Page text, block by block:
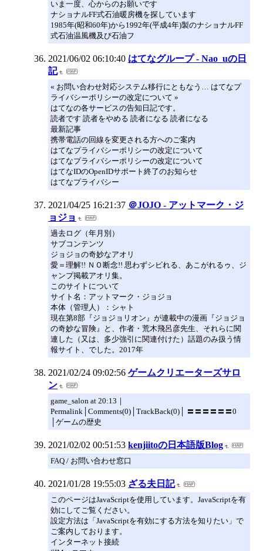
いま一度、心からのお願いです
ナショナルFF式石油暖房機を探しています
1985年(昭和60年)から1992年(平成4年)製のナショナルFF
式石油温風機及び石油フ
2021/06/02 06:10:40 はてなグループ - Nao_uの日
記
« お問い合わせ対応システム移行にともなう… はてなプ
ライバシーポリシーの改定について »
はてなの各サービスの告知日記です。
読者です 読者をやめる 読者になる 読者になる
最新記事
携帯電話の回線を変更される方へのご案内
はてなプライバシーポリシーの改定について
はてなプライバシーポリシーの改定について
はてなIDのOpenIDサポート終了のお知らせ
はてなプライバシー
2021/04/25 16:21:37 ＠JOJO - アットマーク・ジ
ョジョ
過去ログ（年月別）
サブコンテンツ
ジョジョの奇妙なアオリ
愛＝理解!! ＮＯ断念!! 思わずシビれる、あこがれるゥ、ジ
ャンプ掲載アオリ集。
このサイトについて
サイト名：アットマーク・ジョジョ
本体（管理人）：シャト
現在第8部『ジョジョリオン』が連載中の漫画『ジョジョ
の奇妙な冒険』と、作者・荒木飛呂彦先生、それらに関
連した（又は、多少強引に関連付けた）話題のみ扱う情
報サイト、でした。2017年
2021/02/24 09:02:56 ゲームクリエーターズサロ
ン
game_salon at 20:13｜
Permalink│Comments(0)│TrackBack(0)│ 〓〓〓〓〓〓0
│ゲームの歴史
2021/02/02 00:51:53 kenjiitoの日本語版Blog
FAQ / お問い合わせ窓口
2021/01/28 19:55:03 ざる夫日記
このページはJavaScriptを使用しています。JavaScriptを有
効にしてご覧ください。
設定方法は「JavaScriptを有効にする方法を知りたい」で
ご案内しております。
インターネット接続